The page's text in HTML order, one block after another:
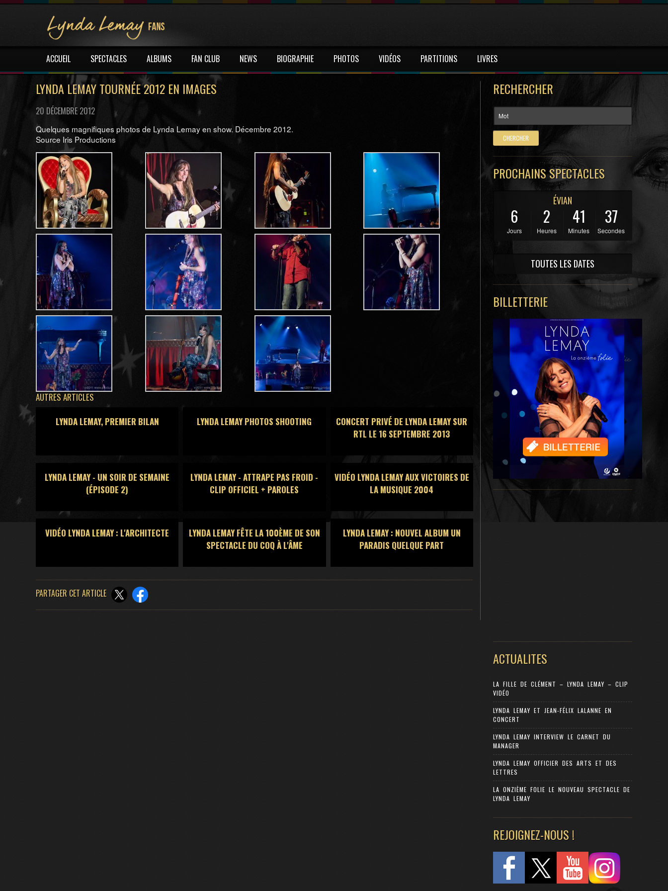
ACCUEIL SPECTACLES ALBUMS FAN CLUB NEWS BIOGRAPHIE PHOTOS VIDÉOS PARTITIONS LIVRES
LYNDA LEMAY TOURNÉE 2012 EN IMAGES
20 DÉCEMBRE 2012
Quelques magnifiques photos de Lynda Lemay en show. Décembre 2012.
Source Iris Productions
AUTRES ARTICLES
LYNDA LEMAY, PREMIER BILAN
LYNDA LEMAY PHOTOS SHOOTING
CONCERT PRIVÉ DE LYNDA LEMAY SUR
RTL LE 16 SEPTEMBRE 2013
LYNDA LEMAY - UN SOIR DE SEMAINE
(ÉPISODE 2)
LYNDA LEMAY - ATTRAPE PAS FROID -
CLIP OFFICIEL + PAROLES
VIDÉO LYNDA LEMAY AUX VICTOIRES DE
LA MUSIQUE 2004
VIDÉO LYNDA LEMAY : L'ARCHITECTE
LYNDA LEMAY FÊTE LA 100ÈME DE SON
SPECTACLE DU COQ À L'ÂME
LYNDA LEMAY : NOUVEL ALBUM UN
PARADIS QUELQUE PART
PARTAGER CET ARTICLE
RECHERCHER
PROCHAINS SPECTACLES
ÉVIAN
6
Jours
2
Heures
41
Minutes
36
Secondes
TOUTES LES DATES
BILLETTERIE
ACTUALITES
LA FILLE DE CLÉMENT – LYNDA LEMAY – CLIP
VIDÉO
LYNDA LEMAY ET JEAN-FÉLIX LALANNE EN
CONCERT
LYNDA LEMAY INTERVIEW LE CARNET DU
MANAGER
LYNDA LEMAY OFFICIER DES ARTS ET DES
LETTRES
LA ONZIÈME FOLIE LE NOUVEAU SPECTACLE DE
LYNDA LEMAY
REJOIGNEZ-NOUS !